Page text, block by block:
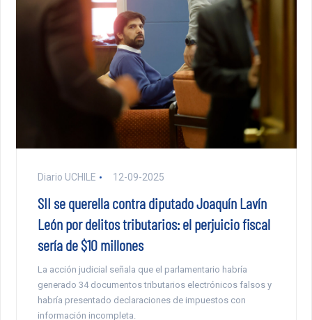
Diario UCHILE 12-09-2025
SII se querella contra diputado Joaquín Lavín
León por delitos tributarios: el perjuicio fiscal
sería de $10 millones
La acción judicial señala que el parlamentario habría
generado 34 documentos tributarios electrónicos falsos y
habría presentado declaraciones de impuestos con
información incompleta.